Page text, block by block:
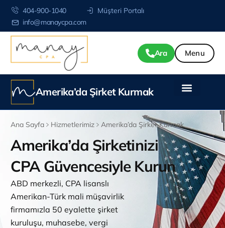
404-900-1040
info@manaycpa.com
Müşteri Portalı
Ara
Amerika’da Şirket Kurmak
Ana Sayfa Hizmetlerimiz Amerika’da Şirket Kurmak
Amerika’da Şirketinizi
CPA Güvencesiyle Kurun
ABD merkezli, CPA lisanslı
Amerikan-Türk mali müşavirlik
firmamızla 50 eyalette şirket
kuruluşu, muhasebe, vergi